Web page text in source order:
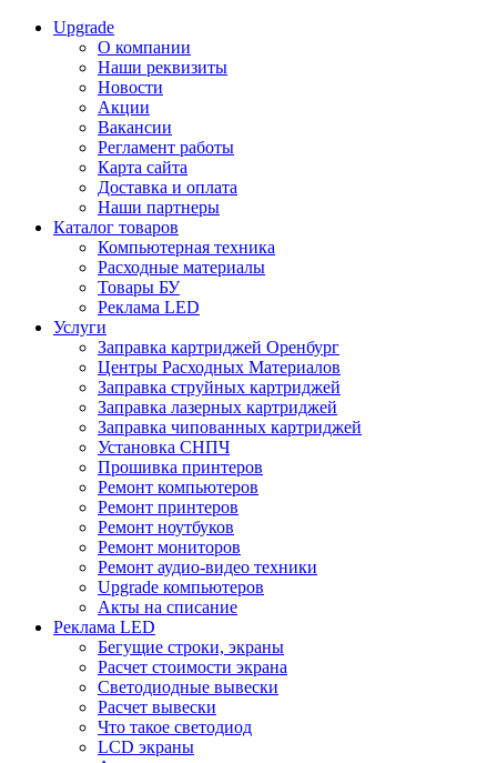
Upgrade
О компании
Наши реквизиты
Новости
Акции
Вакансии
Регламент работы
Карта сайта
Доставка и оплата
Наши партнеры
Каталог товаров
Компьютерная техника
Расходные материалы
Товары БУ
Реклама LED
Услуги
Заправка картриджей Оренбург
Центры Расходных Материалов
Заправка струйных картриджей
Заправка лазерных картриджей
Заправка чипованных картриджей
Установка СНПЧ
Прошивка принтеров
Ремонт компьютеров
Ремонт принтеров
Ремонт ноутбуков
Ремонт мониторов
Ремонт аудио-видео техники
Upgrade компьютеров
Акты на списание
Реклама LED
Бегущие строки, экраны
Расчет стоимости экрана
Светодиодные вывески
Расчет вывески
Что такое светодиод
LCD экраны